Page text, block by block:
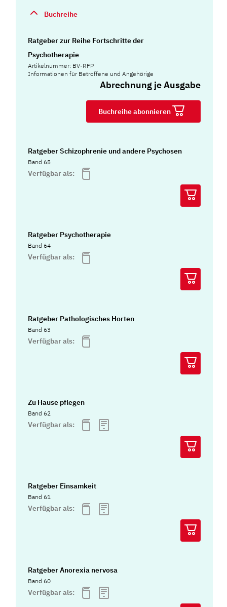
Buchreihe
Ratgeber zur Reihe Fortschritte der
Psychotherapie
Artikelnummer: BV-RFP
Informationen für Betroffene und Angehörige
Abrechnung je Ausgabe
Buchreihe abonnieren
Ratgeber Schizophrenie und andere Psychosen
Band 65
Verfügbar als:
Ratgeber Psychotherapie
Band 64
Verfügbar als:
Ratgeber Pathologisches Horten
Band 63
Verfügbar als:
Zu Hause pflegen
Band 62
Verfügbar als:
Ratgeber Einsamkeit
Band 61
Verfügbar als:
Ratgeber Anorexia nervosa
Band 60
Verfügbar als: